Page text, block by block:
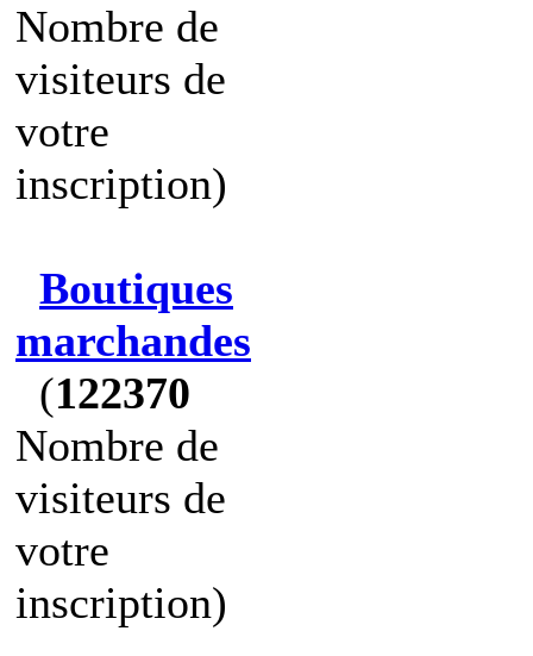
Nombre de
visiteurs de
votre
inscription)
Boutiques
marchandes
(122370
Nombre de
visiteurs de
votre
inscription)